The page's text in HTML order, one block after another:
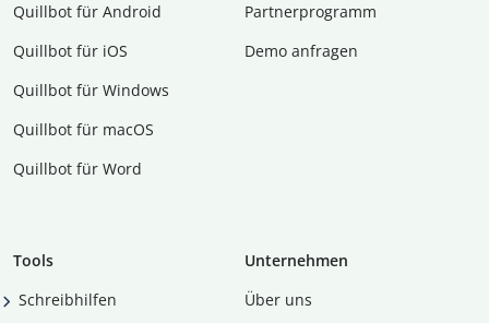
Quillbot für Android
Quillbot für iOS
Quillbot für Windows
Quillbot für macOS
Quillbot für Word
Partnerprogramm
Demo anfragen
Tools
Schreibhilfen
Unternehmen
Über uns